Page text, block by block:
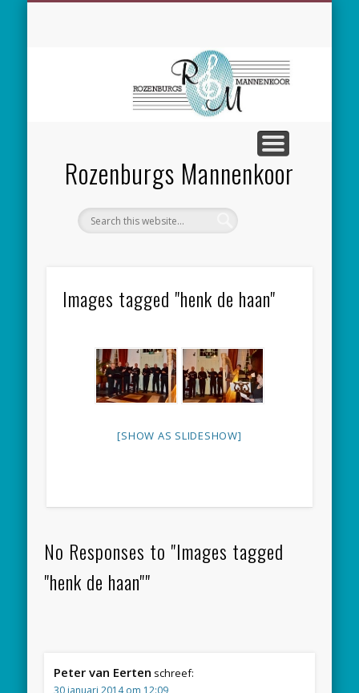
Rozenburgs Mannenkoor
Images tagged "henk de haan"
[SHOW AS SLIDESHOW]
No Responses to "Images tagged
"henk de haan""
Peter van Eerten schreef:
30 januari 2014 om 12:09